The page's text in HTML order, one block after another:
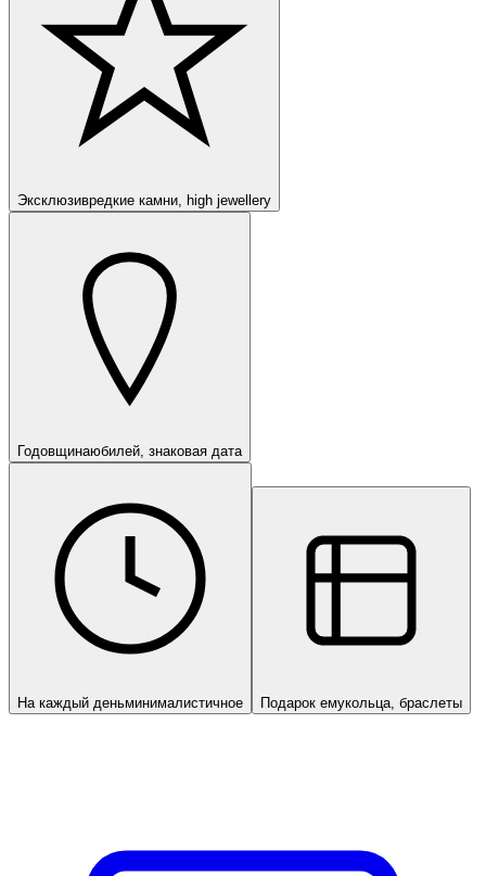
Эксклюзивредкие камни, high jewellery
Годовщинаюбилей, знаковая дата
На каждый деньминималистичное Подарок емукольца, браслеты